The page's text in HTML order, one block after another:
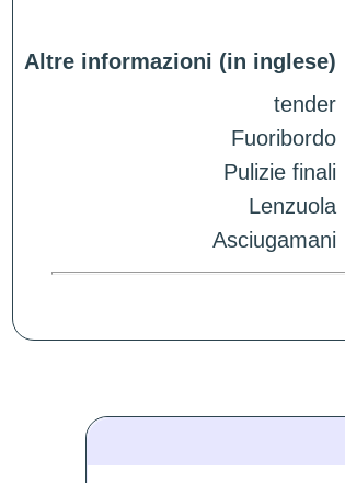
Altre informazioni (in inglese)
tender
Fuoribordo
Pulizie finali
Lenzuola
Asciugamani